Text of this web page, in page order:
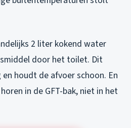
2 liter kokend water
door het toilet. Dit
houdt de afvoer schoon. En
in de GFT-bak, niet in het